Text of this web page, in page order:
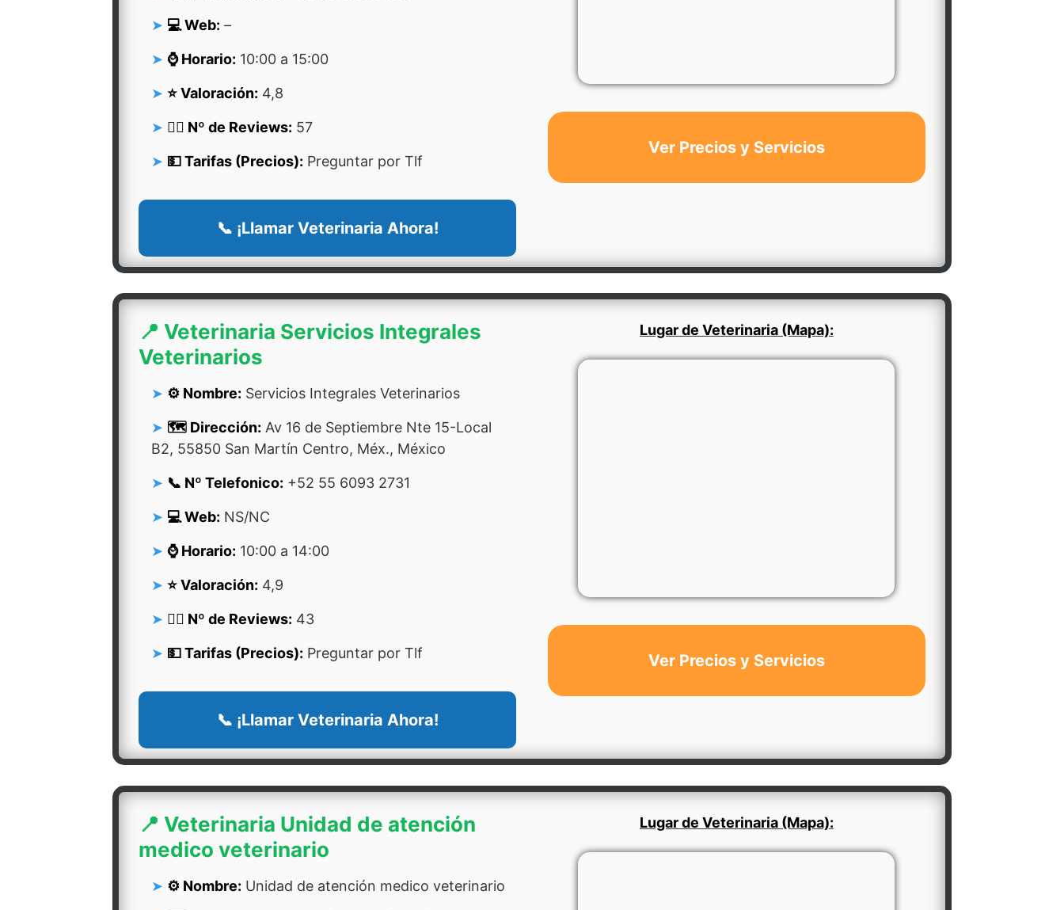
💻 Web: –
⌚ Horario: 10:00 a 15:00
⭐ Valoración: 4,8
👍🏻 Nº de Reviews: 57
💵 Tarifas (Precios): Preguntar por Tlf
📞 ¡Llamar Veterinaria Ahora!
Ver Precios y Servicios
📍 Veterinaria Servicios Integrales
Veterinarios
⚙️ Nombre: Servicios Integrales Veterinarios
🗺️ Dirección: Av 16 de Septiembre Nte 15-Local
B2, 55850 San Martín Centro, Méx., México
📞 Nº Telefonico: +52 55 6093 2731
💻 Web: NS/NC
⌚ Horario: 10:00 a 14:00
⭐ Valoración: 4,9
👍🏻 Nº de Reviews: 43
💵 Tarifas (Precios): Preguntar por Tlf
📞 ¡Llamar Veterinaria Ahora!
Lugar de Veterinaria (Mapa):
Ver Precios y Servicios
📍 Veterinaria Unidad de atención
medico veterinario
⚙️ Nombre: Unidad de atención medico veterinario
Lugar de Veterinaria (Mapa):